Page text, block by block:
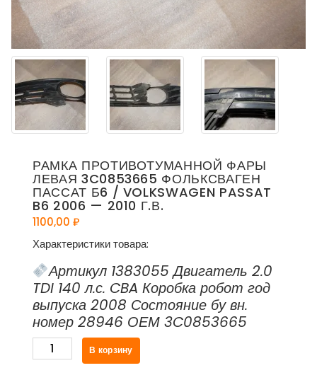
РАМКА ПРОТИВОТУМАННОЙ ФАРЫ
ЛЕВАЯ 3C0853665 ФОЛЬКСВАГЕН
ПАССАТ Б6 / VOLKSWAGEN PASSAT
B6 2006 — 2010 Г.В.
1100,00 ₽
Характеристики товара:
Артикул 1383055 Двигатель 2.0
TDI 140 л.с. CBA Коробка робот год
выпуска 2008 Состояние бу вн.
номер 28946 ОЕМ 3C0853665
Количество
товара
В корзину